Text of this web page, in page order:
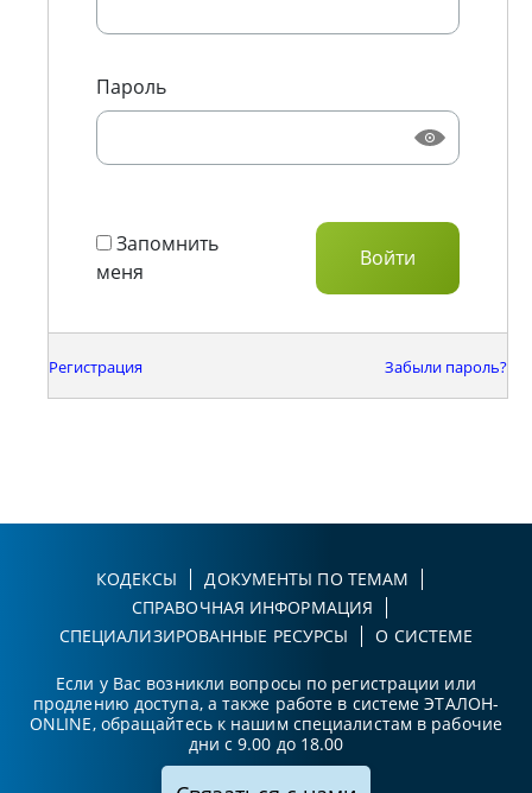
Пароль
Запомнить
меня
Регистрация Забыли пароль?
КОДЕКСЫ
ДОКУМЕНТЫ ПО ТЕМАМ
СПРАВОЧНАЯ ИНФОРМАЦИЯ
СПЕЦИАЛИЗИРОВАННЫЕ РЕСУРСЫ
О СИСТЕМЕ
Если у Вас возникли вопросы по регистрации или
продлению доступа, а также работе в системе ЭТАЛОН-
ONLINE, обращайтесь к нашим специалистам в рабочие
дни с 9.00 до 18.00